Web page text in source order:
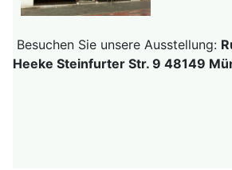
Besuchen Sie unsere Ausstellung:
Heeke Steinfurter Str. 9 48149